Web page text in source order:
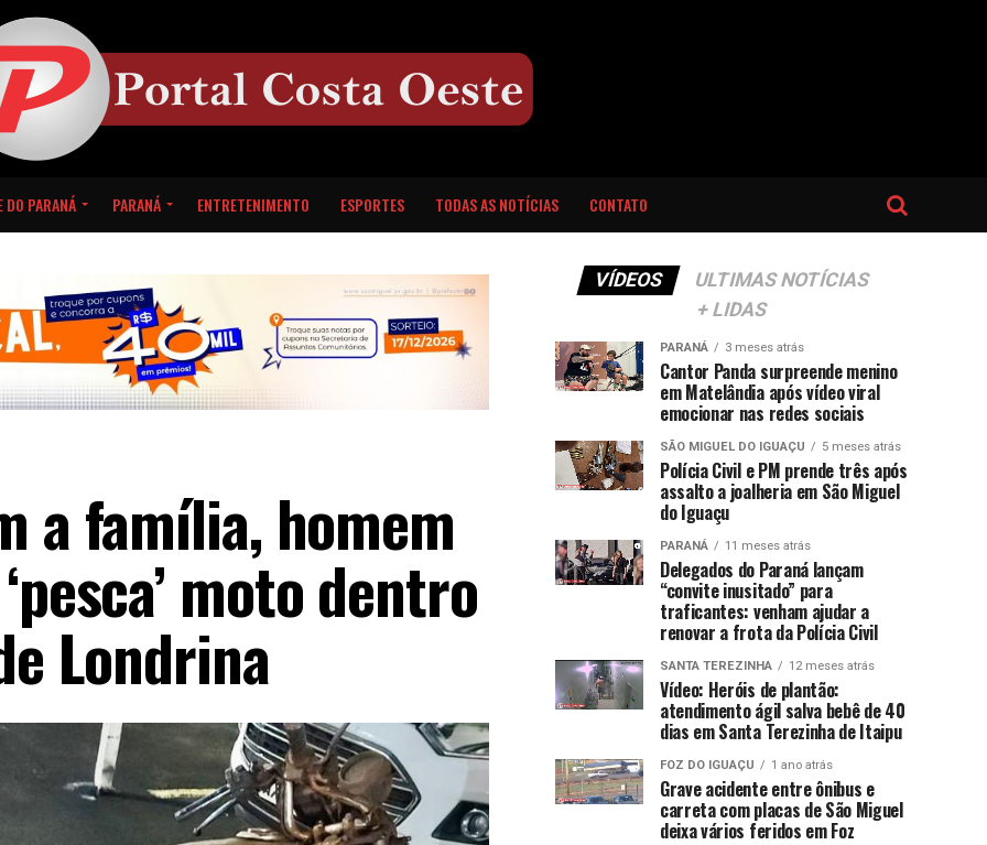
DO PARANÁ PARANÁ ENTRETENIMENTO ESPORTES TODAS AS NOTÍCIAS CONTATO
a família, homem
moto dentro
Londrina
VÍDEOS
ULTIMAS NOTÍCIAS
+ LIDAS
PARANÁ 3 meses atrás
Cantor Panda surpreende menino
em Matelândia após vídeo viral
emocionar nas redes sociais
SÃO MIGUEL DO IGUAÇU 5 meses atrás
Polícia Civil e PM prende três após
assalto a joalheria em São Miguel
do Iguaçu
PARANÁ 11 meses atrás
Delegados do Paraná lançam
“convite inusitado” para
traficantes: venham ajudar a
renovar a frota da Polícia Civil
SANTA TEREZINHA 12 meses atrás
Vídeo: Heróis de plantão:
atendimento ágil salva bebê de 40
dias em Santa Terezinha de Itaipu
FOZ DO IGUAÇU 1 ano atrás
Grave acidente entre ônibus e
carreta com placas de São Miguel
deixa vários feridos em Foz